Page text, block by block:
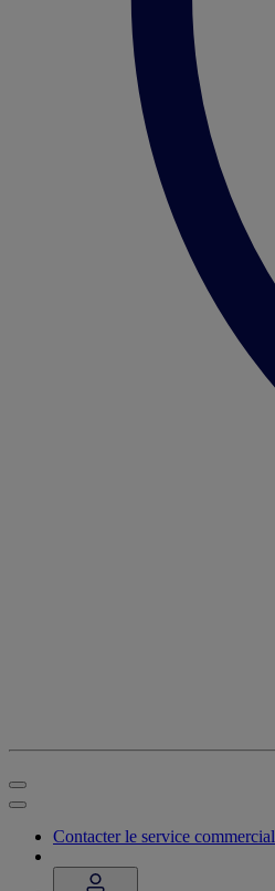
Contacter le service commercial